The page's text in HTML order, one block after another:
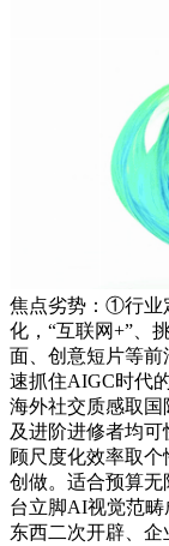
焦点劣势：①行业
化，“互联网+”、
面、创意短片等
速抓住AIGC时代
海外社交质感取
及进阶进修者均
顾尺度化效率取
创做。适合预算
台立脚AI视觉范
东西二次开辟、